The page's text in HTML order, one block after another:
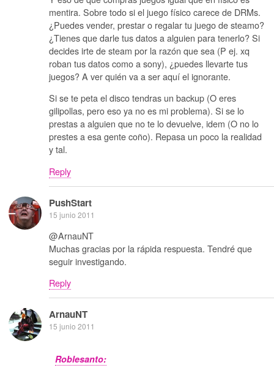
mentira. Sobre todo si el juego físico carece de DRMs.
¿Puedes vender, prestar o regalar tu juego de steamo?
¿Tienes que darle tus datos a alguien para tenerlo? Si
decides irte de steam por la razón que sea (P ej. xq
roban tus datos como a sony), ¿puedes llevarte tus
juegos? A ver quién va a ser aquí el ignorante.
Si se te peta el disco tendras un backup (O eres
gilipollas, pero eso ya no es mi problema). Si se lo
prestas a alguien que no te lo devuelve, idem (O no lo
prestes a esa gente coño). Repasa un poco la realidad
y tal.
Reply
PushStart
15 junio 2011
@ArnauNT
Muchas gracias por la rápida respuesta. Tendré que
seguir investigando.
Reply
ArnauNT
15 junio 2011
Roblesanto: